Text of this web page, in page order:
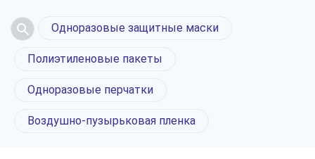
Одноразовые защитные маски
Полиэтиленовые пакеты
Одноразовые перчатки
Воздушно-пузырьковая пленка